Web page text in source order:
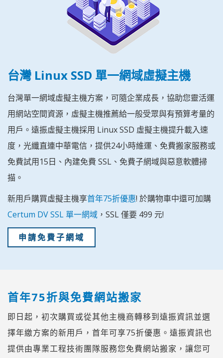
台灣 Linux SSD 單一網域虛擬主機
台灣單一網域虛擬主機方案，可隨企業成長，協助您靈活運
用網站空間資源，虛擬主機推薦給一般受眾與有預算考量的
用戶。遠振虛擬主機採用 Linux SSD 虛擬主機提升載入速
度，光纖直連中華電信，提供24小時維運、免費搬家服務或
免費試用15日、內建免費 SSL、免費子網域與惡意軟體掃
描。
新用戶購買虛擬主機享首年75折優惠! 於購物車中還可加購
Certum DV SSL 單一網域 ，SSL 僅要 499 元!
申請免費子網域
首年75折與免費網站搬家
即日起，初次購買或從其他主機商轉移到遠振資訊並選
擇年繳方案的新用戶，首年可享75折優惠。遠振資訊也
提供由專業工程技術團隊服務您免費網站搬家，讓您可